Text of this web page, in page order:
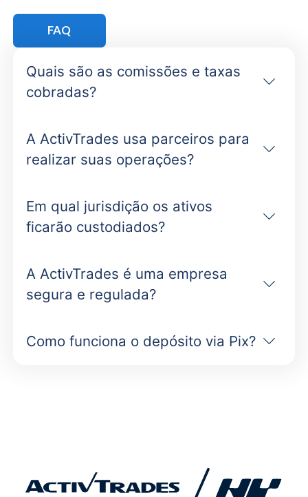
FAQ
Quais são as comissões e taxas
cobradas?
A ActivTrades usa parceiros para
realizar suas operações?
Em qual jurisdição os ativos
ficarão custodiados?
A ActivTrades é uma empresa
segura e regulada?
Como funciona o depósito via Pix?